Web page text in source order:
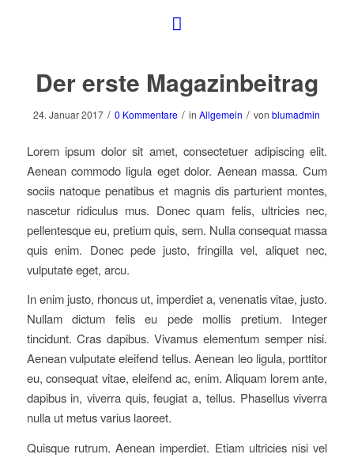
Der erste Magazinbeitrag
24. Januar 2017 / 0 Kommentare / inAllgemein / vonblumadmin
Lorem ipsum dolor sit amet, consectetuer adipiscing elit.
Aenean commodo ligula eget dolor. Aenean massa. Cum
sociis natoque penatibus et magnis dis parturient montes,
nascetur ridiculus mus. Donec quam felis, ultricies nec,
pellentesque eu, pretium quis, sem. Nulla consequat massa
quis enim. Donec pede justo, fringilla vel, aliquet nec,
vulputate eget, arcu.
In enim justo, rhoncus ut, imperdiet a, venenatis vitae, justo.
Nullam dictum felis eu pede mollis pretium. Integer
tincidunt. Cras dapibus. Vivamus elementum semper nisi.
Aenean vulputate eleifend tellus. Aenean leo ligula, porttitor
eu, consequat vitae, eleifend ac, enim. Aliquam lorem ante,
dapibus in, viverra quis, feugiat a, tellus. Phasellus viverra
nulla ut metus varius laoreet.
Quisque rutrum. Aenean imperdiet. Etiam ultricies nisi vel